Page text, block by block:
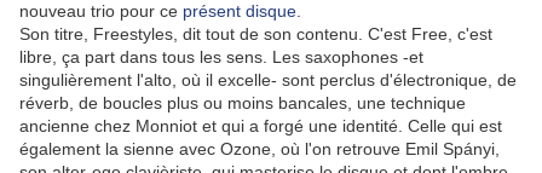
nouveau trio pour ce présent disque
Son titre, Freestyles, dit tout de son contenu. C'est Free, c'est
libre, ça part dans tous les sens. Les saxophones -et
singulièrement l'alto, où il excelle- sont perclus d'électronique, de
réverb, de boucles plus ou moins bancales, une technique
ancienne chez Monniot et qui a forgé une identité. Celle qui est
également la sienne avec Ozone, où l'on retrouve Emil Spányi,